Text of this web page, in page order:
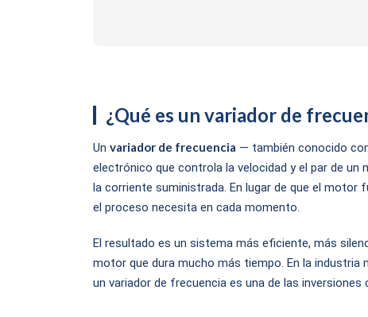
¿Qué es un variador de
Un variador de frecuencia — también conocido
electrónico que controla la velocidad y el par de
la corriente suministrada. En lugar de que el motor
el proceso necesita en cada momento.
El resultado es un sistema más eficiente, más
motor que dura mucho más tiempo. En la industria
un variador de frecuencia es una de las inversiones